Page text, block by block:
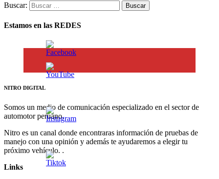
Buscar:
Estamos en las REDES
NITRO DIGITAL
Somos un medio de comunicación especializado en el sector de
automotor peruano.
Nitro es un canal donde encontraras información de pruebas de
manejo con una opinión y además te ayudaremos a elegir tu
próximo vehículo. .
Links